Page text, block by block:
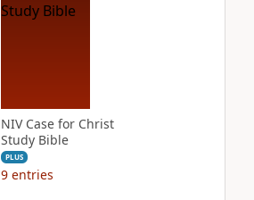
NIV Case for Christ
Study Bible
PLUS
9 entries